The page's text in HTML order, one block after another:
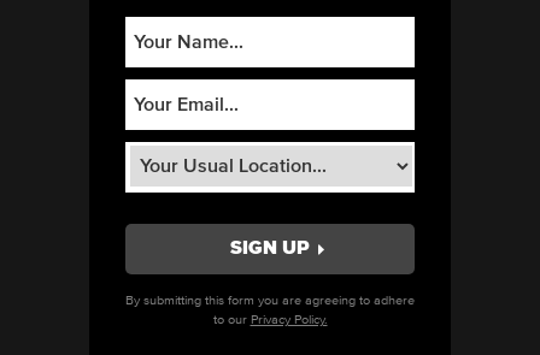
By submitting this form you are agreeing to adhere
to our Privacy Policy.